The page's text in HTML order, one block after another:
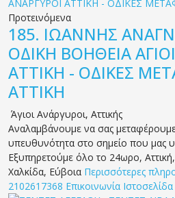
Προτεινόμενα
185. ΙΩΑΝΝΗΣ
ΟΔΙΚΗ ΒΟΗΘΕΙΑ
ΑΤΤΙΚΗ - ΟΔΙΚΕΣ
ΑΤΤΙΚΗ
Άγιοι Ανάργυροι, Αττικής
Αναλαμβάνουμε να σας
υπευθυνότητα στο σημείο που μας
Εξυπηρετούμε όλο το 24ωρο,
Χαλκίδα, Εύβοια Περισσότερες
2102617368 Επικοινωνία Ιστοσελίδα